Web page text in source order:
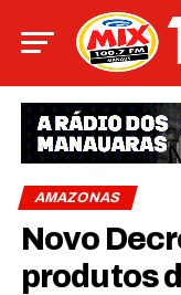
AMAZONAS
Novo
produtos